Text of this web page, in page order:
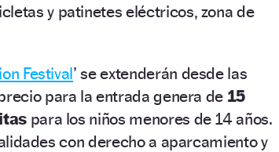
y patinetes eléctricos, zona de
Festival’ se extenderán desde las
para la entrada genera de 15
para los niños menores de 14 años.
con derecho a aparcamiento y